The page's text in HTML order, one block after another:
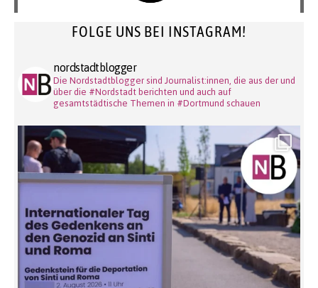
FOLGE UNS BEI INSTAGRAM!
nordstadtblogger
Die Nordstadtblogger sind Journalist:innen, die aus der und
über die #Nordstadt berichten und auch auf
gesamtstädtische Themen in #Dortmund schauen